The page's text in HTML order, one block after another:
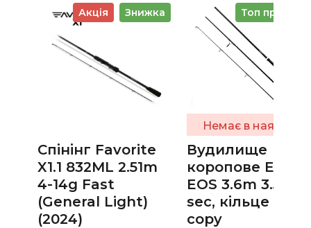
Акція Знижка
Спінінг Favorite
X1.1 832ML 2.51m
4-14g Fast
(General Light)
(2024)
Топ
Немає в наявності
Вудилище
коропове
EOS 3.6m 3.5Lb,
sec, кільце
copy